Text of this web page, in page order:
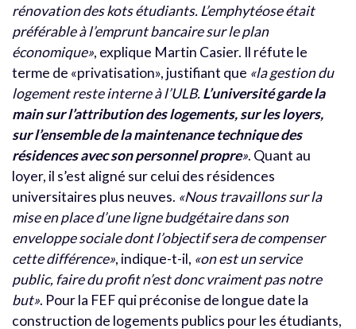
rénovation des kots étudiants. L’emphytéose était
préférable à l’emprunt bancaire sur le plan
économique», explique Martin Casier. Il réfute le
terme de «privatisation», justifiant que «la gestion du
logement reste interne à l’ULB.L’université garde la
main sur l’attribution des logements, sur les loyers,
sur l’ensemble de la maintenance technique des
résidences avec son personnel propre». Quant au
loyer, il s’est aligné sur celui des résidences
universitaires plus neuves. «Nous travaillons sur la
mise en place d’une ligne budgétaire dans son
enveloppe sociale dont l’objectif sera de compenser
cette différence», indique-t-il, «on est un service
public, faire du profit n’est donc vraiment pas notre
but». Pour la FEF qui préconise de longue date la
construction de logements publics pour les étudiants,